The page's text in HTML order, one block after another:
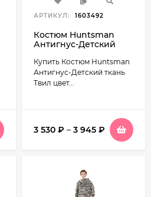
АРТИКУЛ: 1603492
Костюм Huntsman
Антигнус-Детский
бежевый
Купить Костюм Huntsman
Антигнус-Детский ткань
Твил цвет...
3 530 ₽ – 3 945 ₽